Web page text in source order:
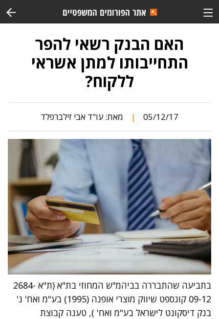
אתר הפורומים המשפטיים
האם הבנק רשאי להפר
התחייבותו למתן אשראי
ללקוח?
05/12/17
| מאת: עו"ד אבי זילברפלד
בתביעה שהתבררה בביהמ"ש המחוזי בת"א (ת"א 2684-
09-12 קונספט שיווק מוצרי אופנה (1995) בע"מ ואח' נ'
בנק דיסקונט לישראל בע"מ ואח' ), טענה קבוצת